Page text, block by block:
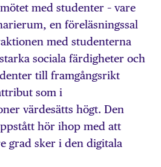
med studenter – vare
en föreläsningssal
med studenterna
sociala färdigheter och
till framgångsrikt
som i
värdesätts högt. Den
hör ihop med att
grad sker i den digitala